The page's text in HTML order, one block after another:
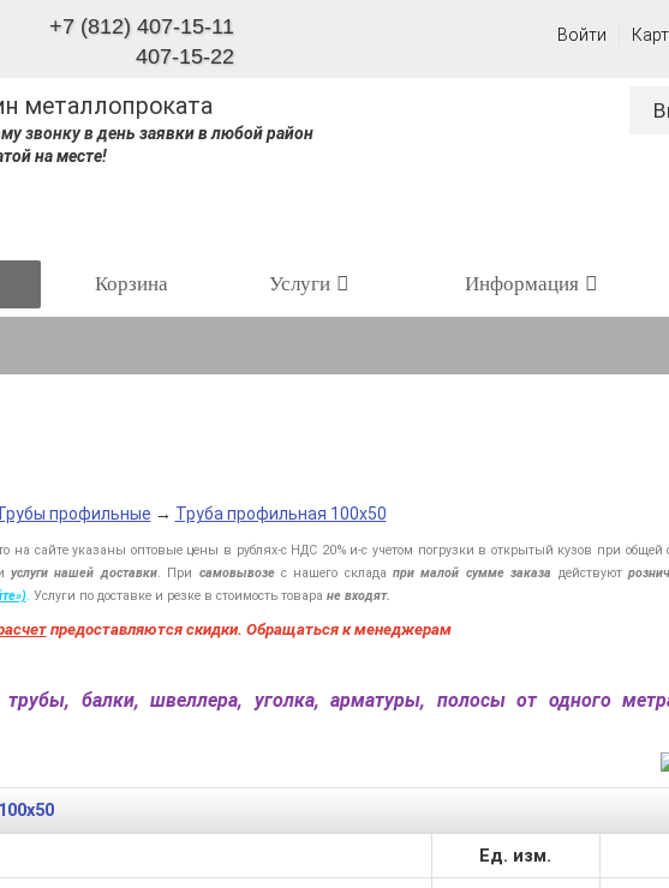
+7 (812) 407-15-11
407-15-22
Войти
металлопроката
звонку в день заявки в любой район
на месте!
Корзина Услуги Информация
профильные → Труба профильная 100х50
на сайте указаны оптовые цены в рублях-сНДС 20% и-с учетом погрузки в открытый кузов при
услуги нашейдоставки. При самовывозес нашего склада при малой сумме заказа действуют
. Услуги по доставке и резке в стоимость товара не входят.
предоставляютсяскидки. Обращаться к менеджерам
балки, швеллера, уголка, арматуры, полосы от одного
Ед. изм.